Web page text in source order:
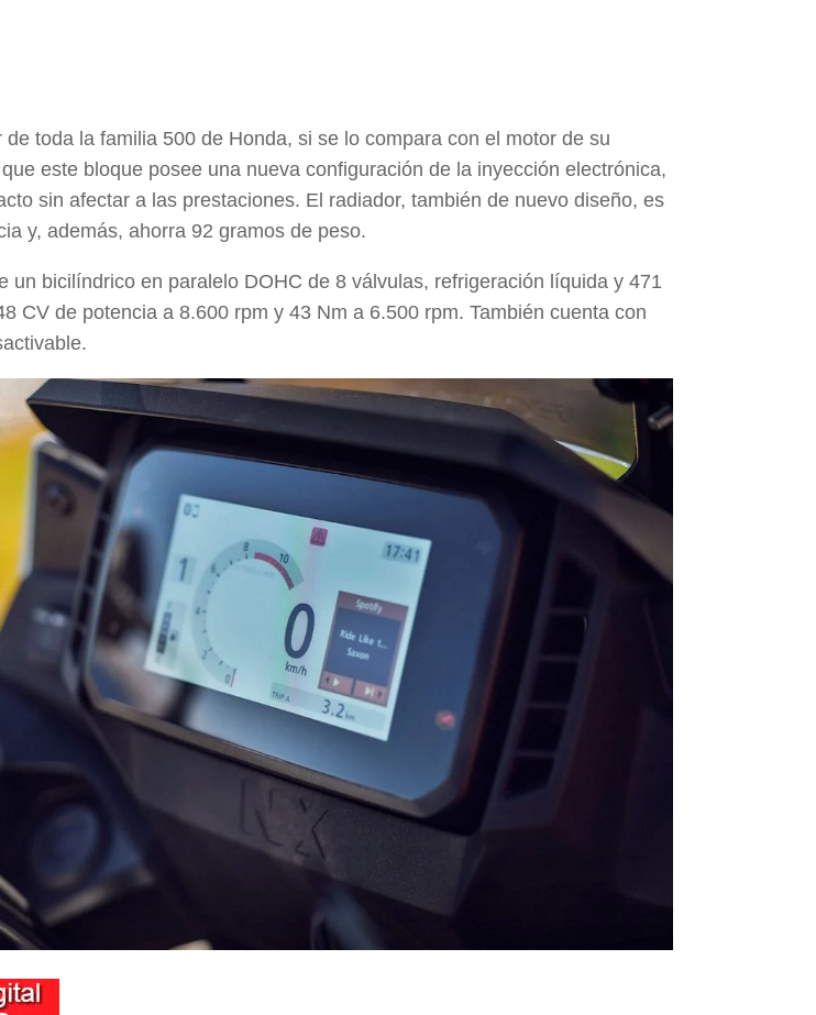
toda la familia 500 de Honda, si se lo compara con el motor de su
este bloque posee una nueva configuración de la inyección electrónica,
sin afectar a las prestaciones. El radiador, también de nuevo diseño, es
y, además, ahorra 92 gramos de peso.
un bicilíndrico en paralelo DOHC de 8 válvulas, refrigeración líquida y 471
CV de potencia a 8.600 rpm y 43 Nm a 6.500 rpm. También cuenta con
.